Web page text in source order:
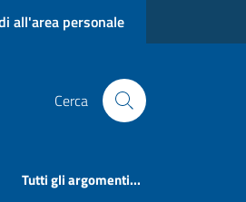
all'area personale
Cerca
Tutti gli argomenti...